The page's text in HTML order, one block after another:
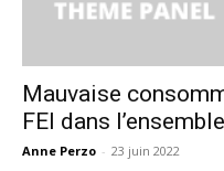
Mauvaise
FEI dans
Anne Perzo - 23 juin 2022